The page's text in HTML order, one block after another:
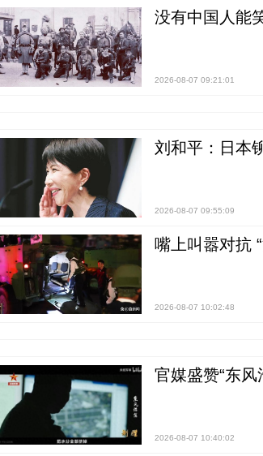
没有中国人能
2026-08-07 09:21:01
刘和平：日本
2026-08-07 09:55:09
嘴上叫嚣对抗
2026-08-07 10:02:48
官媒盛赞“东
2026-08-07 10:40:02